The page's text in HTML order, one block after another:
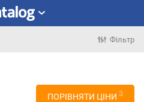
Фільтр
ПОРІВНЯТИ ЦІНИ 3